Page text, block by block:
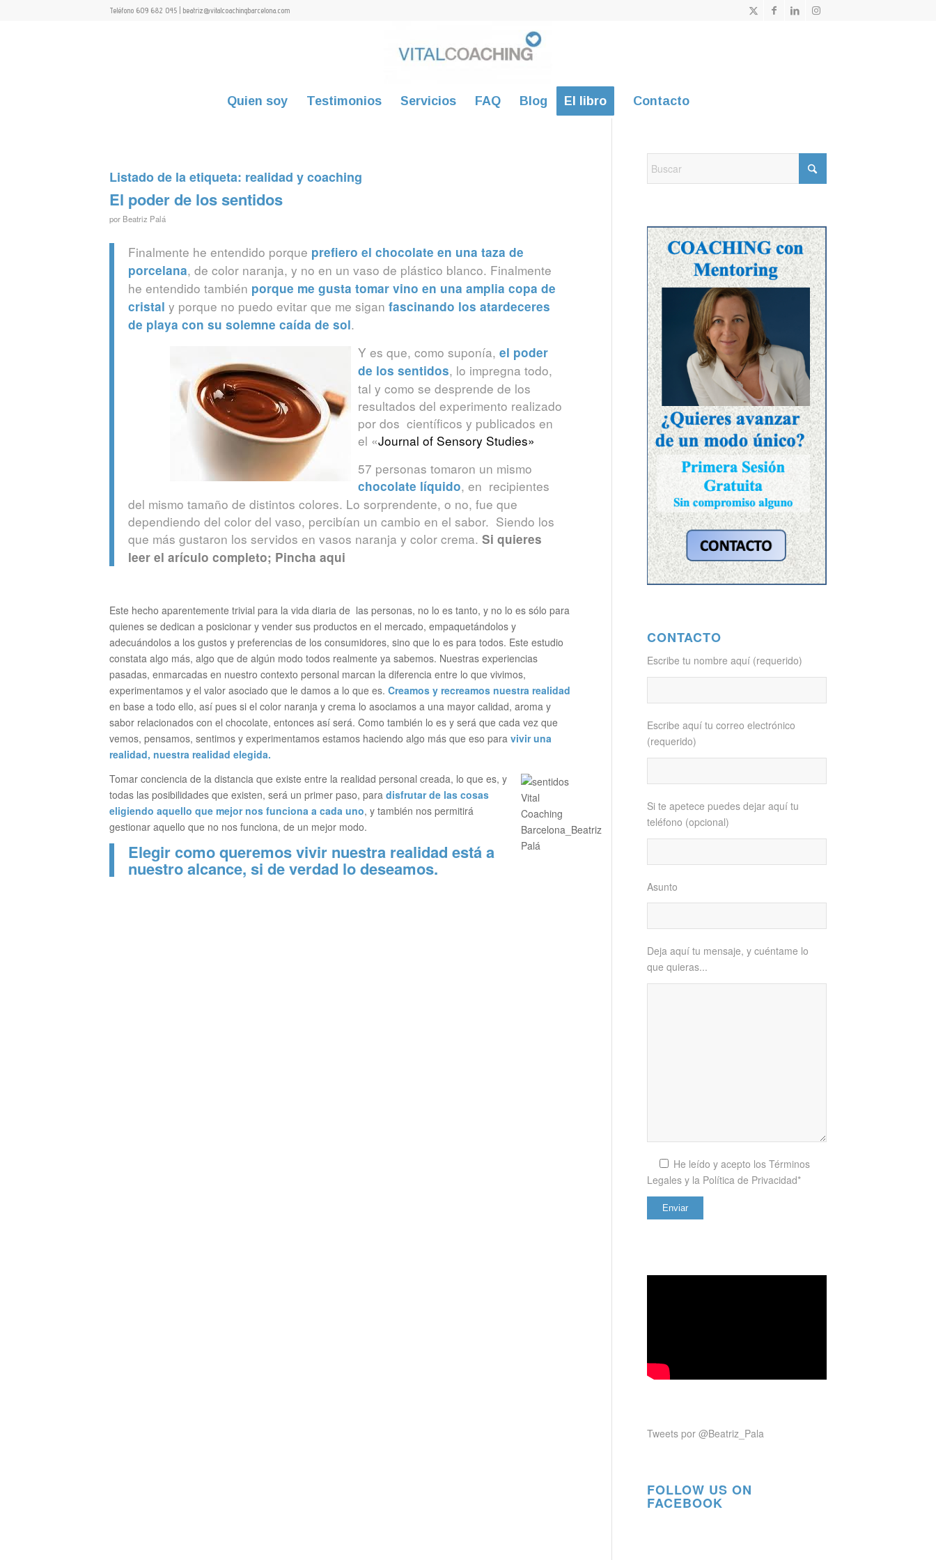
Teléfono 609 682 045 | beatriz@vitalcoachingbarcelona.com
Quien soy Testimonios Servicios FAQ Blog El libro Contacto
Listado de la etiqueta: realidad y coaching
El poder de los sentidos
por Beatriz Palá
Finalmente he entendido porque prefiero el chocolate en una taza de
porcelana, de color naranja, y no en un vaso de plástico blanco. Finalmente
he entendido también porque me gusta tomar vino en una amplia copa de
cristal y porque no puedo evitar que me sigan fascinando los atardeceres
de playa con su solemne caída de sol.
Y es que, como suponía, el poder
de los sentidos, lo impregna todo,
tal y como se desprende de los
resultados del experimento realizado
por dos científicos y publicados en
el «Journal of Sensory Studies»
57 personas tomaron un mismo
chocolate líquido, en recipientes
del mismo tamaño de distintos colores. Lo sorprendente, o no, fue que
dependiendo del color del vaso, percibían un cambio en el sabor. Siendo los
que más gustaron los servidos en vasos naranja y color crema. Si quieres
leer el arículo completo; Pincha aqui
Este hecho aparentemente trivial para la vida diaria de las personas, no lo es tanto, y no lo es sólo para
quienes se dedican a posicionar y vender sus productos en el mercado, empaquetándolos y
adecuándolos a los gustos y preferencias de los consumidores, sino que lo es para todos. Este estudio
constata algo más, algo que de algún modo todos realmente ya sabemos. Nuestras experiencias
pasadas, enmarcadas en nuestro contexto personal marcan la diferencia entre lo que vivimos,
experimentamos y el valor asociado que le damos a lo que es. Creamos y recreamos nuestra realidad
en base a todo ello, así pues si el color naranja y crema lo asociamos a una mayor calidad, aroma y
sabor relacionados con el chocolate, entonces así será. Como también lo es y será que cada vez que
vemos, pensamos, sentimos y experimentamos estamos haciendo algo más que eso para vivir una
realidad, nuestra realidad elegida.
Tomar conciencia de la distancia que existe entre la realidad personal creada, lo que es, y
todas las posibilidades que existen, será un primer paso, para disfrutar de las cosas
eligiendo aquello que mejor nos funciona a cada uno, y también nos permitirá
gestionar aquello que no nos funciona, de un mejor modo.
Elegir como queremos vivir nuestra realidad está a
nuestro alcance, si de verdad lo deseamos.
CONTACTO
Escribe tu nombre aquí (requerido)
Escribe aquí tu correo electrónico
(requerido)
Si te apetece puedes dejar aquí tu
teléfono (opcional)
Asunto
Deja aquí tu mensaje, y cuéntame lo
que quieras...
He leído y acepto los Términos
Legales y la Política de Privacidad*
Tweets por @Beatriz_Pala
FOLLOW US ON
FACEBOOK